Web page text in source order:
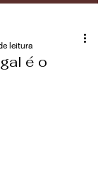
é o
leitura